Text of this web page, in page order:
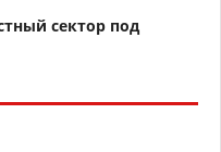
сектор под